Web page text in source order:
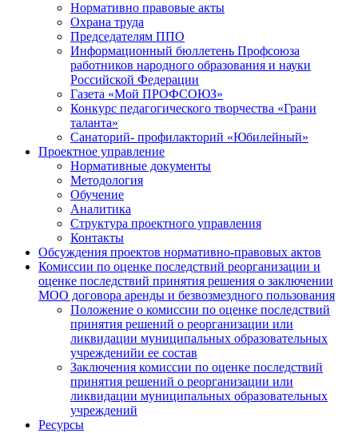
Нормативно правовые акты
Охрана труда
Председателям ППО
Информационный бюллетень Профсоюза
работников народного образования и науки
Российской Федерации
Газета «Мой ПРОФСОЮЗ»
Конкурс педагогического творчества «Грани
таланта»
Санаторий- профилакторий «Юбилейный»
Проектное управление
Нормативные документы
Методология
Обучение
Аналитика
Структура проектного управления
Контакты
Обсуждения проектов нормативно-правовых актов
Комиссии по оценке последствий реорганизации и
оценке последствий принятия решения о заключении
МОО договора аренды и безвозмездного пользования
Положение о комиссии по оценке последствий
принятия решений о реорганизации или
ликвидации муниципальных образовательных
учрежденийи ее состав
Заключения комиссии по оценке последствий
принятия решений о реорганизации или
ликвидации муниципальных образовательных
учреждений
Ресурсы